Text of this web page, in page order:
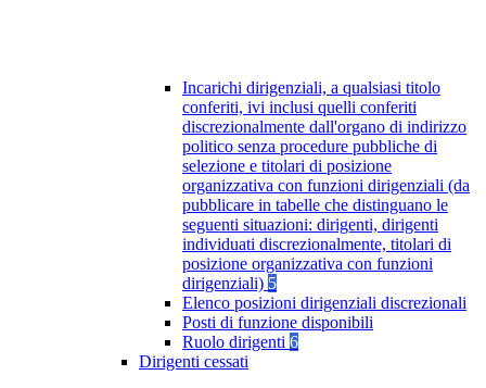
Incarichi dirigenziali, a qualsiasi titolo
conferiti, ivi inclusi quelli conferiti
discrezionalmente dall'organo di indirizzo
politico senza procedure pubbliche di
selezione e titolari di posizione
organizzativa con funzioni dirigenziali (da
pubblicare in tabelle che distinguano le
seguenti situazioni: dirigenti, dirigenti
individuati discrezionalmente, titolari di
posizione organizzativa con funzioni
dirigenziali) 5
Elenco posizioni dirigenziali discrezionali
Posti di funzione disponibili
Ruolo dirigenti 6
Dirigenti cessati